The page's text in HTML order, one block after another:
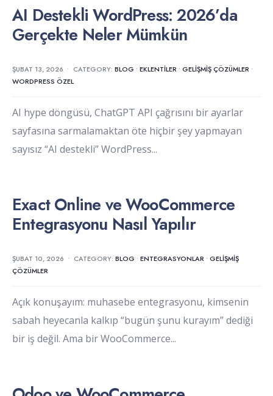
AI Destekli WordPress: 2026’da
Gerçekte Neler Mümkün
ŞUBAT 13, 2026 • CATEGORY: BLOG • EKLENTILER • GELIŞMIŞ ÇÖZÜMLER •
WORDPRESS ÖZEL
AI hype döngüsü, ChatGPT API çağrısını bir ayarlar
sayfasına sarmalamaktan öte hiçbir şey yapmayan
sayısız “AI destekli” WordPress...
Exact Online ve WooCommerce
Entegrasyonu Nasıl Yapılır
ŞUBAT 10, 2026 • CATEGORY: BLOG • ENTEGRASYONLAR • GELIŞMIŞ
ÇÖZÜMLER
Açık konuşayım: muhasebe entegrasyonu, kimsenin
sabah heyecanla kalkıp “bugün şunu kurayım” dediği
bir iş değil. Ama bir WooCommerce...